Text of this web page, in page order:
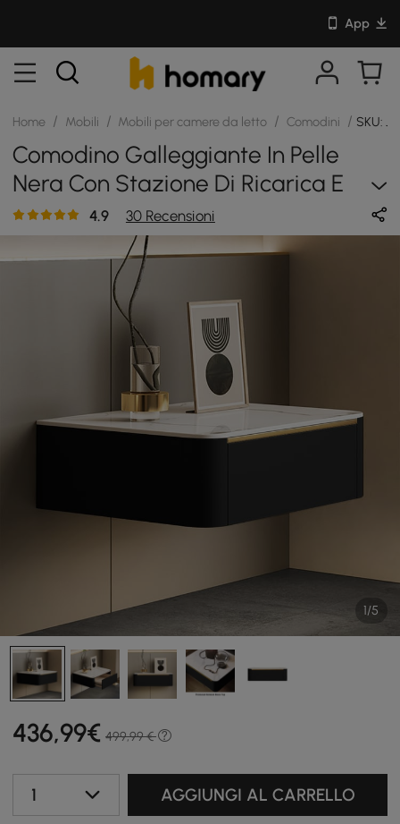
App
Home / Mobili / Mobili per camere da letto / Comodini / SKU:
Comodino Galleggiante In Pelle
Nera Con Stazione Di Ricarica E
Luce, Set Da 2
4.9 30 Recensioni
1/5
436,99€ 499,99 €
1 AGGIUNGI AL CARRELLO